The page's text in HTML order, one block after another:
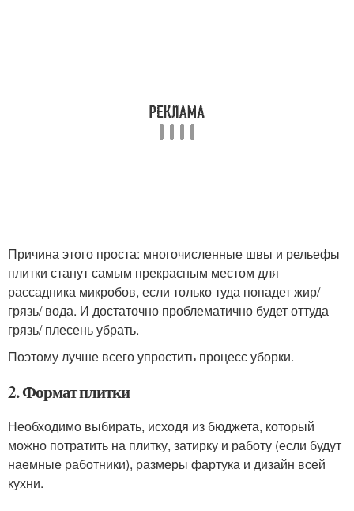
Причина этого проста: многочисленные швы и рельефы
плитки станут самым прекрасным местом для
рассадника микробов, если только туда попадет жир/
грязь/ вода. И достаточно проблематично будет оттуда
грязь/ плесень убрать.
Поэтому лучше всего упростить процесс уборки.
2. Формат плитки
Необходимо выбирать, исходя из бюджета, который
можно потратить на плитку, затирку и работу (если будут
наемные работники), размеры фартука и дизайн всей
кухни.